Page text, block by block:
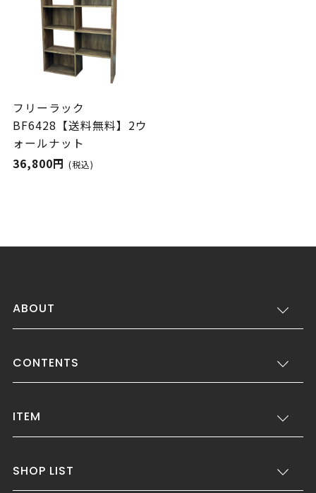
フリーラック
BF6428【送料無料】2ウ
ォールナット
36,800円 (税込)
ABOUT
CONTENTS
ITEM
SHOP LIST